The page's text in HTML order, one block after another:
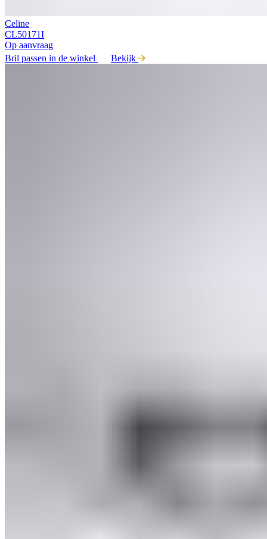
Celine
CL50171I
Op aanvraag
Bril passen in de winkel
Bekijk